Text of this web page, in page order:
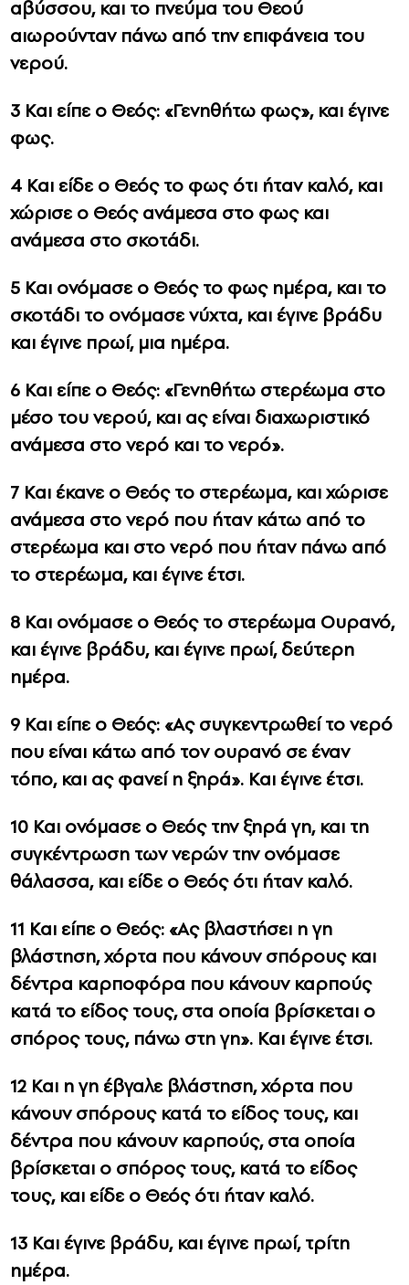
αβύσσου, και το πνεύμα του Θεού
αιωρούνταν πάνω από την επιφάνεια του
νερού.
3 Και είπε ο Θεός: «Γενηθήτω φως», και έγινε
φως.
4 Και είδε ο Θεός το φως ότι ήταν καλό, και
χώρισε ο Θεός ανάμεσα στο φως και
ανάμεσα στο σκοτάδι.
5 Και ονόμασε ο Θεός το φως ημέρα, και το
σκοτάδι το ονόμασε νύχτα, και έγινε βράδυ
και έγινε πρωί, μια ημέρα.
6 Και είπε ο Θεός: «Γενηθήτω στερέωμα στο
μέσο του νερού, και ας είναι διαχωριστικό
ανάμεσα στο νερό και το νερό».
7 Και έκανε ο Θεός το στερέωμα, και χώρισε
ανάμεσα στο νερό που ήταν κάτω από το
στερέωμα και στο νερό που ήταν πάνω από
το στερέωμα, και έγινε έτσι.
8 Και ονόμασε ο Θεός το στερέωμα Ουρανό,
και έγινε βράδυ, και έγινε πρωί, δεύτερη
ημέρα.
9 Και είπε ο Θεός: «Ας συγκεντρωθεί το νερό
που είναι κάτω από τον ουρανό σε έναν
τόπο, και ας φανεί η ξηρά». Και έγινε έτσι.
10 Και ονόμασε ο Θεός την ξηρά γη, και τη
συγκέντρωση των νερών την ονόμασε
θάλασσα, και είδε ο Θεός ότι ήταν καλό.
11 Και είπε ο Θεός: «Ας βλαστήσει η γη
βλάστηση, χόρτα που κάνουν σπόρους και
δέντρα καρποφόρα που κάνουν καρπούς
κατά το είδος τους, στα οποία βρίσκεται ο
σπόρος τους, πάνω στη γη». Και έγινε έτσι.
12 Και η γη έβγαλε βλάστηση, χόρτα που
κάνουν σπόρους κατά το είδος τους, και
δέντρα που κάνουν καρπούς, στα οποία
βρίσκεται ο σπόρος τους, κατά το είδος
τους, και είδε ο Θεός ότι ήταν καλό.
13 Και έγινε βράδυ, και έγινε πρωί, τρίτη
ημέρα.